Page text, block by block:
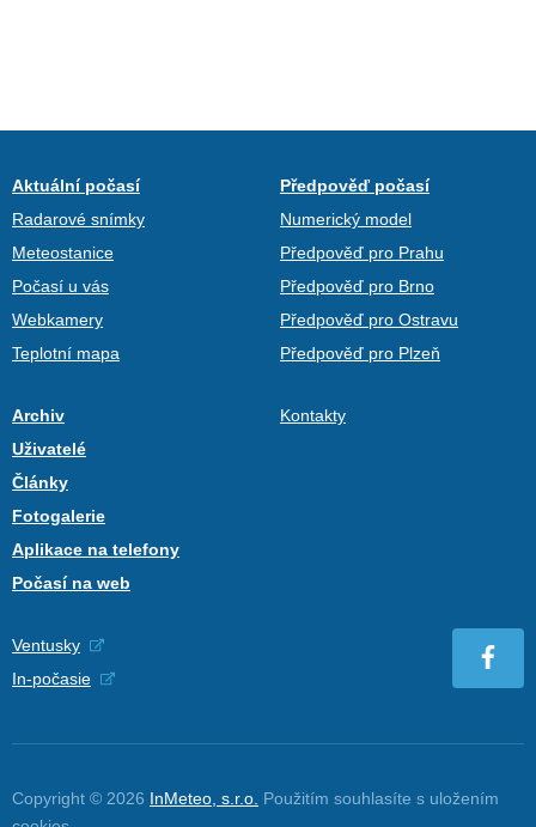
Aktuální počasí
Radarové snímky
Meteostanice
Počasí u vás
Webkamery
Teplotní mapa
Předpověď počasí
Numerický model
Předpověď pro Prahu
Předpověď pro Brno
Předpověď pro Ostravu
Předpověď pro Plzeň
Archiv
Uživatelé
Články
Fotogalerie
Aplikace na telefony
Počasí na web
Kontakty
Ventusky
In-počasie
Copyright © 2026 InMeteo, s.r.o. Použitím souhlasíte s uložením